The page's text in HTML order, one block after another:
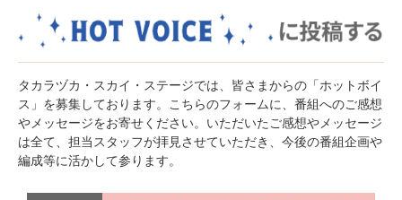
タカラヅカ・スカイ・ステージでは、皆さまからの「ホットボイ
ス」を募集しております。こちらのフォームに、番組へのご感想
やメッセージをお寄せください。いただいたご感想やメッセージ
は全て、担当スタッフが拝見させていただき、今後の番組企画や
編成等に活かして参ります。